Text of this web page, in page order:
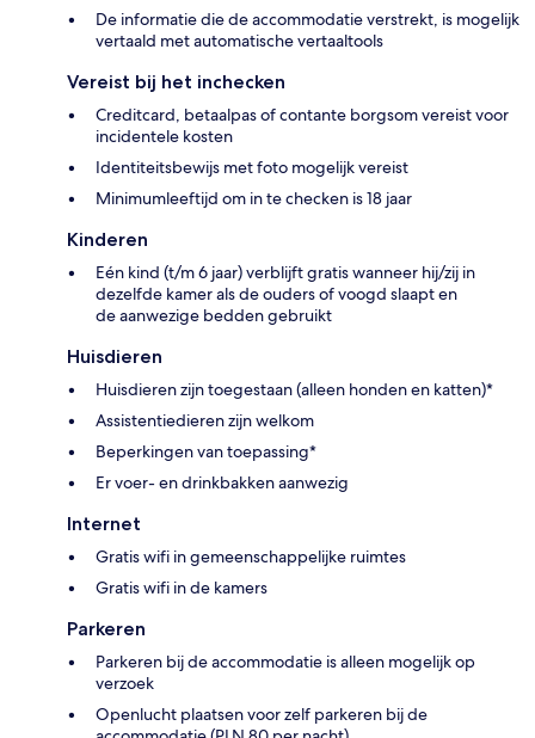
De informatie die de accommodatie verstrekt, is mogelijk
vertaald met automatische vertaaltools
Vereist bij het inchecken
Creditcard, betaalpas of contante borgsom vereist voor
incidentele kosten
Identiteitsbewijs met foto mogelijk vereist
Minimumleeftijd om in te checken is 18 jaar
Kinderen
Eén kind (t/m 6 jaar) verblijft gratis wanneer hij/zij in
dezelfde kamer als de ouders of voogd slaapt en
de aanwezige bedden gebruikt
Huisdieren
Huisdieren zijn toegestaan (alleen honden en katten)*
Assistentiedieren zijn welkom
Beperkingen van toepassing*
Er voer- en drinkbakken aanwezig
Internet
Gratis wifi in gemeenschappelijke ruimtes
Gratis wifi in de kamers
Parkeren
Parkeren bij de accommodatie is alleen mogelijk op
verzoek
Openlucht plaatsen voor zelf parkeren bij de